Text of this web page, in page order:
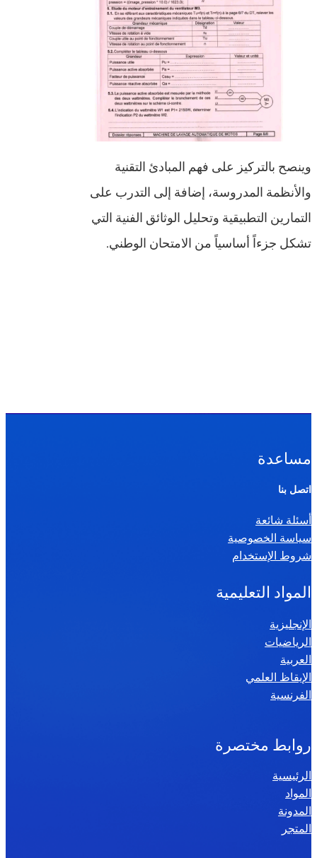
وينصح بالتركيز على فهم المبادئ التقنية
والأنظمة المدروسة، إضافة إلى التدرب على
التمارين التطبيقية وتحليل الوثائق الفنية التي
تشكل جزءاً أساسياً من الامتحان الوطني.
مساعدة
اتصل بنا
أسئلة شائعة
سياسة الخصوصية
شروط الإستخدام
المواد التعليمية
الإنجليزية
الرياضيات
العربية
الإيقاظ العلمي
الفرنسية
روابط مختصرة
الرئيسية
المواد
المدونة
المتجر